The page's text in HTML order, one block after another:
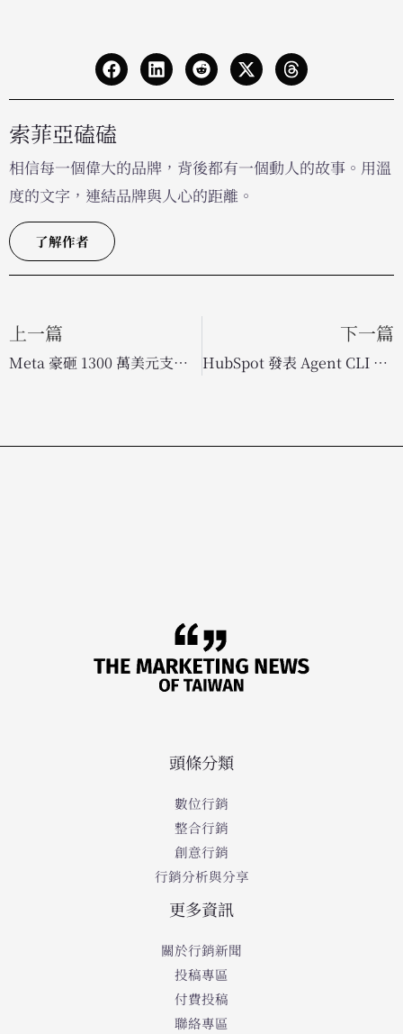
索菲亞磕磕
相信每一個偉大的品牌，背後都有一個動人的故事。用溫
度的文字，連結品牌與人心的距離。
了解作者
上一篇
Meta 豪砸 1300 萬美元支持監督委員會，強化社群內容審核透明度
下一篇
HubSpot 發表 Agent CLI 工具：引領 AI 代理人行銷自動化新時代
頭條分類
數位行銷
整合行銷
創意行銷
行銷分析與分享
更多資訊
關於行銷新聞
投稿專區
付費投稿
聯絡專區